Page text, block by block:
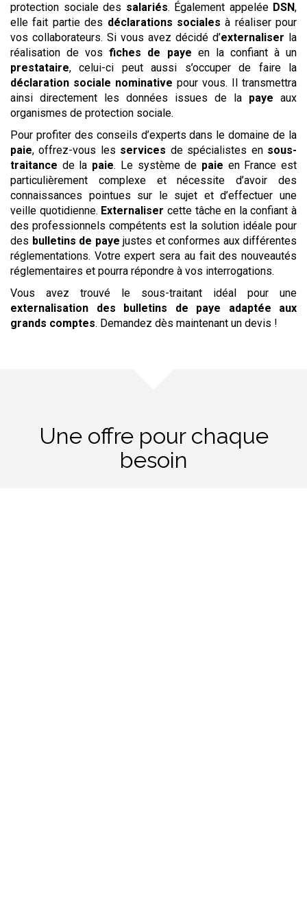
protection sociale des salariés. Également appelée DSN,
elle fait partie des déclarations sociales à réaliser pour
vos collaborateurs. Si vous avez décidé d’externaliser la
réalisation de vosfiches de paye en la confiant à un
prestataire, celui-ci peut aussi s’occuper de faire la
déclaration sociale nominative pour vous. Il transmettra
ainsi directement les données issues de la paye aux
organismes de protection sociale.
Pour profiter des conseils d’experts dans le domaine de la
paie, offrez-vous les services de spécialistes en sous-
traitance de la paie. Le système de paie en France est
particulièrement complexe et nécessite d’avoir des
connaissances pointues sur le sujet et d’effectuer une
veille quotidienne. Externaliser cette tâche en la confiant à
des professionnels compétents est la solution idéale pour
des bulletins de paye justes et conformes aux différentes
réglementations. Votre expert sera au fait des nouveautés
réglementaires et pourra répondre à vos interrogations.
Vous avez trouvé le sous-traitant idéal pour une
externalisation des bulletins de paye
adaptée aux
grands comptes. Demandez dès maintenant un devis !
Une offre pour chaque
besoin